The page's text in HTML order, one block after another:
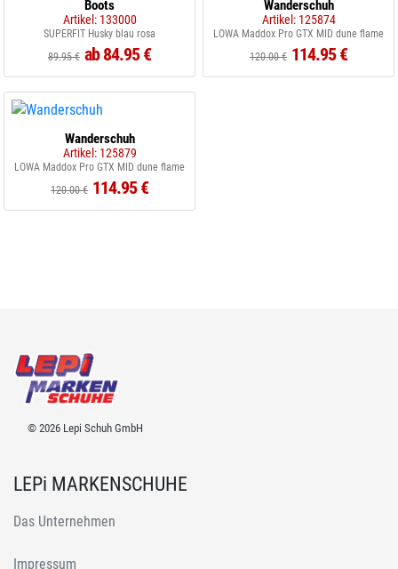
Boots
Artikel: 133000
SUPERFIT Husky blau rosa
89.95 € ab 84.95 €
Wanderschuh
Artikel: 125874
LOWA Maddox Pro GTX MID dune flame
120.00 € 114.95 €
Wanderschuh
Artikel: 125879
LOWA Maddox Pro GTX MID dune flame
120.00 € 114.95 €
© 2026 Lepi Schuh GmbH
LEPi MARKENSCHUHE
Das Unternehmen
Impressum